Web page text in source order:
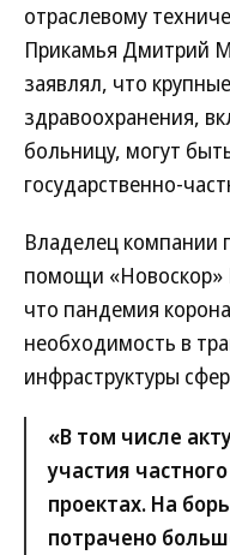
отраслевому
Прикамья Дмитрий
заявлял, что
здравоохранения,
больницу, могут
государственно-
Владелец компании
помощи «Новоскор»
что пандемия
необходимость в
инфраструктуры
«В том числе
участия
проектах. На
потрачено